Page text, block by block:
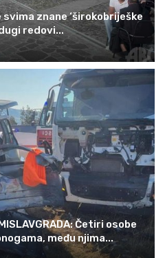
svima znane ‘širokobriješke
redovi...
Četiri osobe
među njima...